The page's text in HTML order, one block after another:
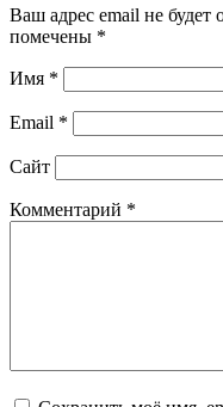
Ваш адрес email не будет
помечены *
Имя *
Email *
Сайт
Комментарий *